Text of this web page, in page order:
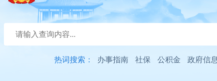
热词搜索： 办事指南 社保 公积金 政府信